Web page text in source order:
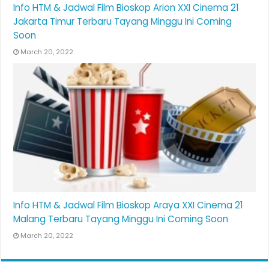
Info HTM & Jadwal Film Bioskop Arion XXI Cinema 21
Jakarta Timur Terbaru Tayang Minggu Ini Coming
Soon
March 20, 2022
Info HTM & Jadwal Film Bioskop Araya XXI Cinema 21
Malang Terbaru Tayang Minggu Ini Coming Soon
March 20, 2022